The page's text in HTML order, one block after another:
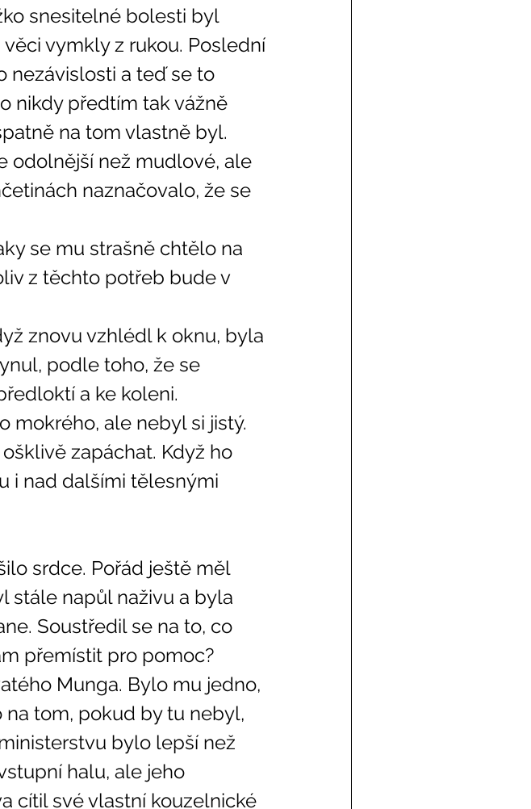
snesitelné bolesti byl
vymkly z rukou. Poslední
nezávislosti a teď se to
nikdy předtím tak vážně
na tom vlastně byl.
odolnější než mudlové, ale
naznačovalo, že se
z těchto potřeb bude v
podle toho, že se
a ke koleni.
mokrého, ale nebyl si jistý.
zapáchat. Když ho
i nad dalšími tělesnými
stále napůl naživu a byla
Soustředil se na to, co
přemístit pro pomoc?
Munga. Bylo mu jedno,
tom, pokud by tu nebyl,
bylo lepší než
halu, ale jeho
cítil své vlastní kouzelnické